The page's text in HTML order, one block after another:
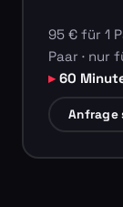
95 € für 1
Paar · nur
60
Anfrage